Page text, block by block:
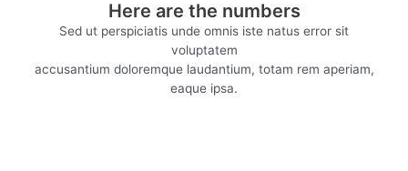
Here are the numbers
Sed ut perspiciatis unde omnis iste natus error sit
voluptatem
accusantium doloremque laudantium, totam rem aperiam,
eaque ipsa.